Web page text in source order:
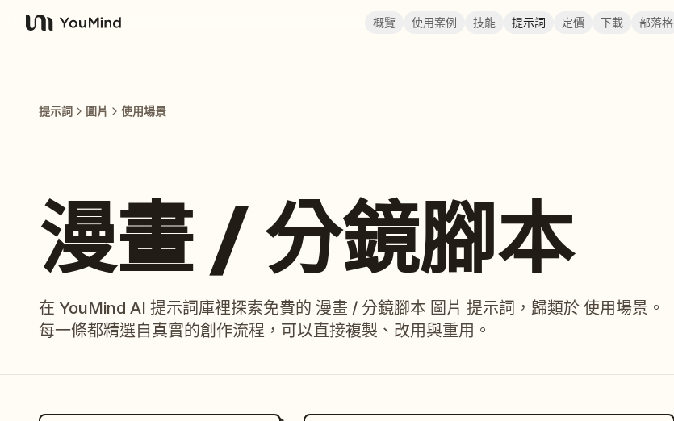
YouMind
概覽 使用案例 技能 提示詞 定價 下載 部落格
提示詞 圖片 使用場景
漫畫 / 分鏡腳本
在 YouMind AI 提示詞庫裡探索免費的 漫畫 / 分鏡腳本 圖片 提示詞，歸類於 使用場景。
每一條都精選自真實的創作流程，可以直接複製、改用與重用。